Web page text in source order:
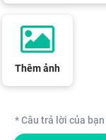
Thêm ảnh
* Câu trả lời của